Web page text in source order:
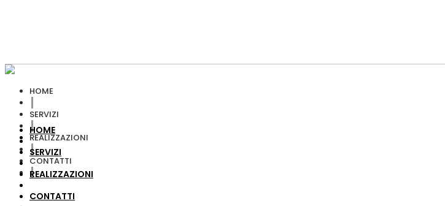
HOME
SERVIZI
REALIZZAZIONI
CONTATTI
HOME
SERVIZI
REALIZZAZIONI
CONTATTI